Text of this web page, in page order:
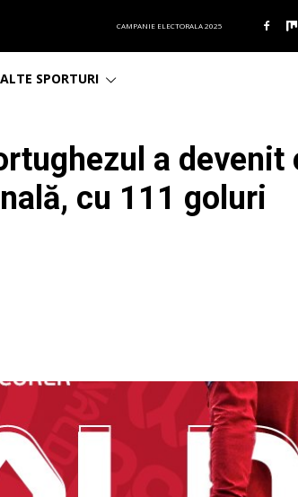
CAMPANIE ELECTORALA 2025
ALTE SPORTURI
a devenit
cu 111 goluri